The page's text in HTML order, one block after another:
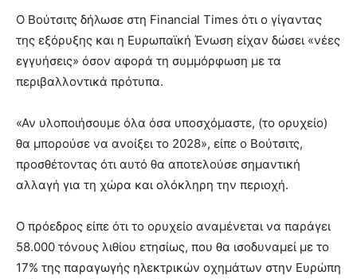
Ο Βούτσιτς δήλωσε στη Financial Times ότι ο γίγαντας
της εξόρυξης και η Ευρωπαϊκή Ένωση είχαν δώσει «νέες
εγγυήσεις» όσον αφορά τη συμμόρφωση με τα
περιβαλλοντικά πρότυπα.
«Αν υλοποιήσουμε όλα όσα υποσχόμαστε, (το ορυχείο)
θα μπορούσε να ανοίξει το 2028», είπε ο Βούτσιτς,
προσθέτοντας ότι αυτό θα αποτελούσε σημαντική
αλλαγή για τη χώρα και ολόκληρη την περιοχή.
Ο πρόεδρος είπε ότι το ορυχείο αναμένεται να παράγει
58.000 τόνους λιθίου ετησίως, που θα ισοδυναμεί με το
17% της παραγωγής ηλεκτρικών οχημάτων στην Ευρώπη